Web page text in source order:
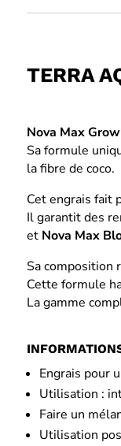
TERRA
Nova Max
Sa formule
la fibre de coco.
Cet engrais fait
Il garantit des
et Nova Max
Sa composition
Cette formule
La gamme
Engrais pour
Utilisation :
Faire un
Utilisation